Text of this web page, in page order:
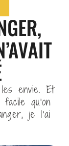
envie. Et
qu’on
je l’ai